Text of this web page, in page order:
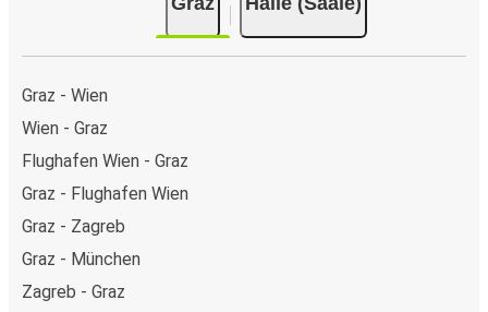
Graz - Wien
Wien - Graz
Flughafen Wien - Graz
Graz - Flughafen Wien
Graz - Zagreb
Graz - München
Zagreb - Graz